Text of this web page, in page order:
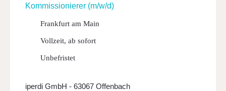
Kommis­sio­nierer (m/w/d)
Frankfurt am Main
Vollzeit, ab sofort
Unbefristet
iperdi GmbH - 63067 Offenbach